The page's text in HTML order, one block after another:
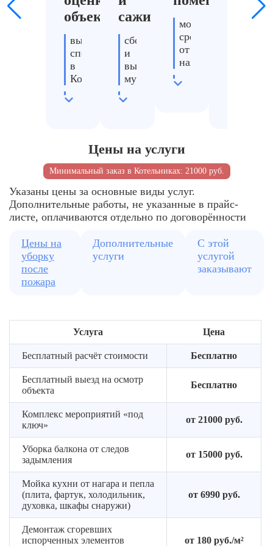
объекта
выезд
специалиста
в
Котельниках
оценка
расчет
стоимости
работ
сажи
сбор
и
вывоз
мусора
промышленный
от
копоти
моющие
средства
от
нагара
очистка
жирных
загрязнений
Цены на услуги
Минимальный заказ в Котельниках: 21000 руб.
Указаны цены за основные виды услуг.
Дополнительные работы, не указанные в прайс-
листе, оплачиваются отдельно по договорённости
Цены на
уборку
после
пожара
Дополнительные
услуги
С этой
услугой
заказывают
Услуга Цена
Бесплатный расчёт стоимости Бесплатно
Бесплатный выезд на осмотр
объекта
Бесплатно
Комплекс мероприятий «под
ключ»
от 21000 руб.
Уборка балкона от следов
задымления
от 15000 руб.
Мойка кухни от нагара и пепла
(плита, фартук, холодильник,
духовка, шкафы снаружи)
от 6990 руб.
Демонтаж сгоревших
испорченных элементов
от 180 руб./м²